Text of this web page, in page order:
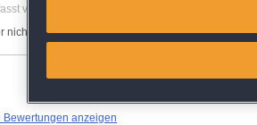
von Anonym am 04.02.2019 um 17:11
nicht ganz einfach zu spielen
Bewertungen anzeigen